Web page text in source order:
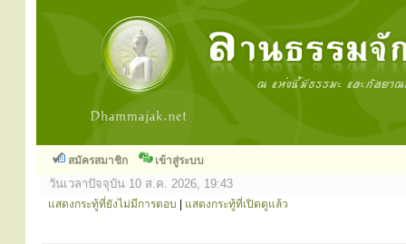
สมัครสมาชิก เข้าสู่ระบบ
วันเวลาปัจจุบัน 10 ส.ค. 2026, 19:43
แสดงกระทู้ที่ยังไม่มีการตอบ แสดงกระทู้ที่เปิดดูแล้ว